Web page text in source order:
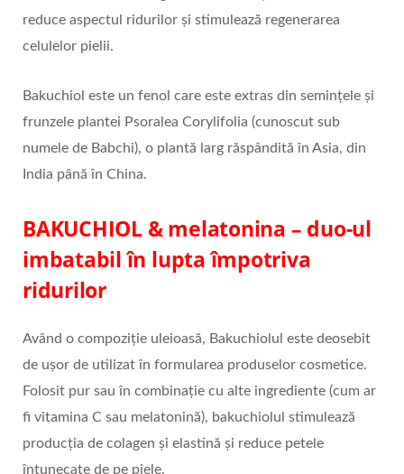
reduce aspectul ridurilor și stimulează regenerarea
celulelor pielii.
Bakuchiol este un fenol care este extras din semințele și
frunzele plantei Psoralea Corylifolia (cunoscut sub
numele de Babchi), o plantă larg răspândită în Asia, din
India până în China.
BAKUCHIOL & melatonina – duo-ul
imbatabil în lupta împotriva
ridurilor
Având o compoziție uleioasă, Bakuchiolul este deosebit
de ușor de utilizat în formularea produselor cosmetice.
Folosit pur sau în combinație cu alte ingrediente (cum ar
fi vitamina C sau melatonină), bakuchiolul stimulează
producția de colagen și elastină și reduce petele
întunecate de pe piele.